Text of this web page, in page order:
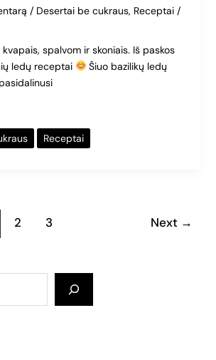
/ Desertai be cukraus, Receptai/
spalvom ir skoniais. Iš paskos
ledų receptai
Šiuo bazilikų ledų
Receptai
2 3 Next →